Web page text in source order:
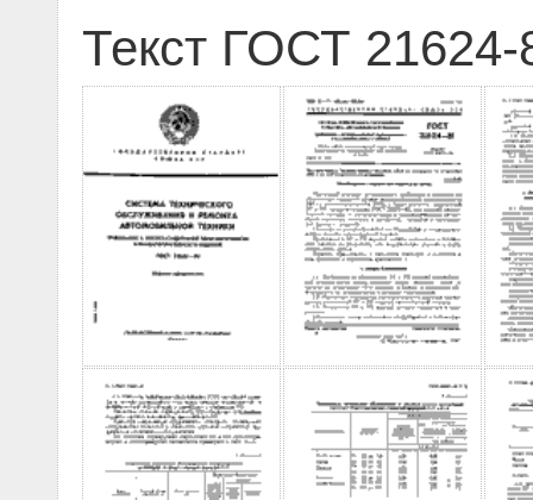
Текст ГОСТ 21624-